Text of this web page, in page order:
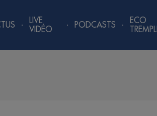
LIVE
VIDÉO
PODCASTS
ECO